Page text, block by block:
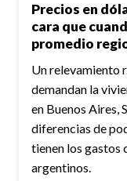
Precios en
cara que
promedio
Un relevamiento
demandan la
en Buenos Aires,
diferencias de
tienen los gastos
argentinos.